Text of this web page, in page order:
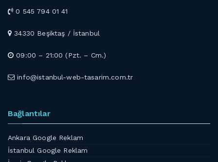
0 545 794 01 41
34330 Beşiktaş / İstanbul
09:00 – 21:00 (Pzt. – Cm.)
info@istanbul-web-tasarim.com.tr
Bağlantılar
Ankara Google Reklam
İstanbul Google Reklam